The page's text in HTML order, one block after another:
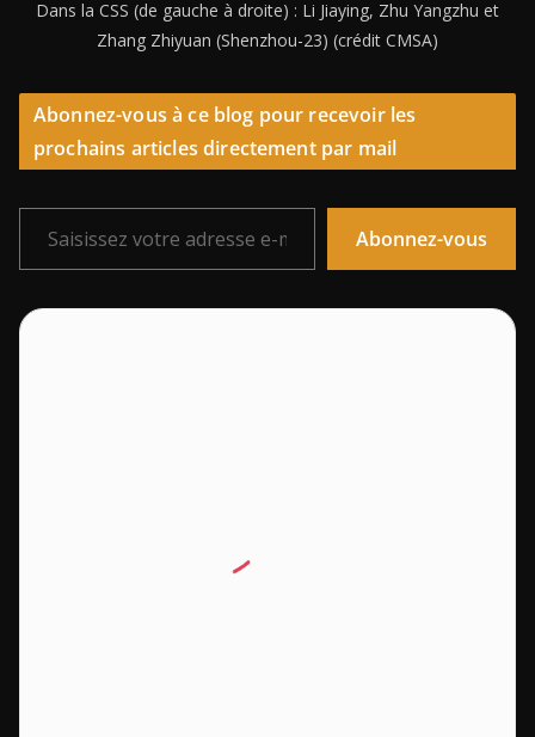
Dans la CSS (de gauche à droite) : Li Jiaying, Zhu Yangzhu et
Zhang Zhiyuan (Shenzhou-23) (crédit CMSA)
Abonnez-vous à ce blog pour recevoir les
prochains articles directement par mail
Saisissez votre adresse e-mail…
Abonnez-vous